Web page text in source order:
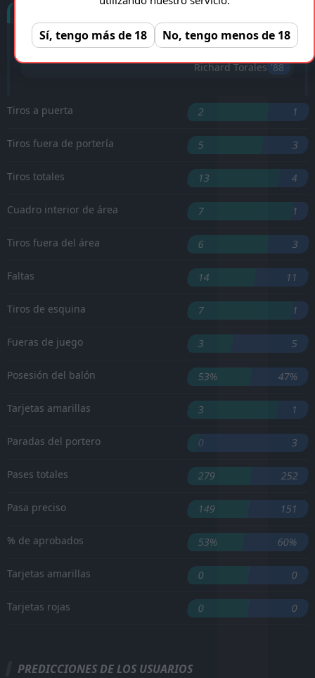
Jorge González '28 ︎
Richard Torales '88 ︎
Tiros a puerta 2 1
Tiros fuera de portería 5 3
Tiros totales 13 4
Cuadro interior de área 7 1
Tiros fuera del área 6 3
Faltas 14 11
Tiros de esquina 7 1
Fueras de juego 3 5
Posesión del balón 53% 47%
Tarjetas amarillas 3 1
Paradas del portero 0 3
Pases totales 279 252
Pasa preciso 149 151
% de aprobados 53% 60%
Tarjetas amarillas 0 0
Tarjetas rojas 0 0
PREDICCIONES DE LOS USUARIOS
Sí, tengo más de 18 No, tengo menos de 18